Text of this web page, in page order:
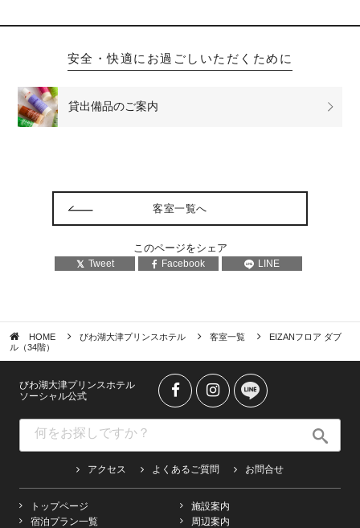
安全・快適にお過ごしいただくために
貸出備品のご案内
客室一覧へ
このページをシェア
Tweet Facebook LINE
HOME びわ湖大津プリンスホテル 客室一覧
EIZANフロア ダブ
ル（34階）
びわ湖大津プリンスホテル
ソーシャル公式
アクセス よくあるご質問 お問合せ
トップページ
宿泊プラン一覧
施設案内
周辺案内